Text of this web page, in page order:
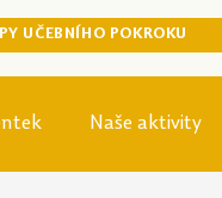
UČEBNÍHO POKROKU
Naše aktivity